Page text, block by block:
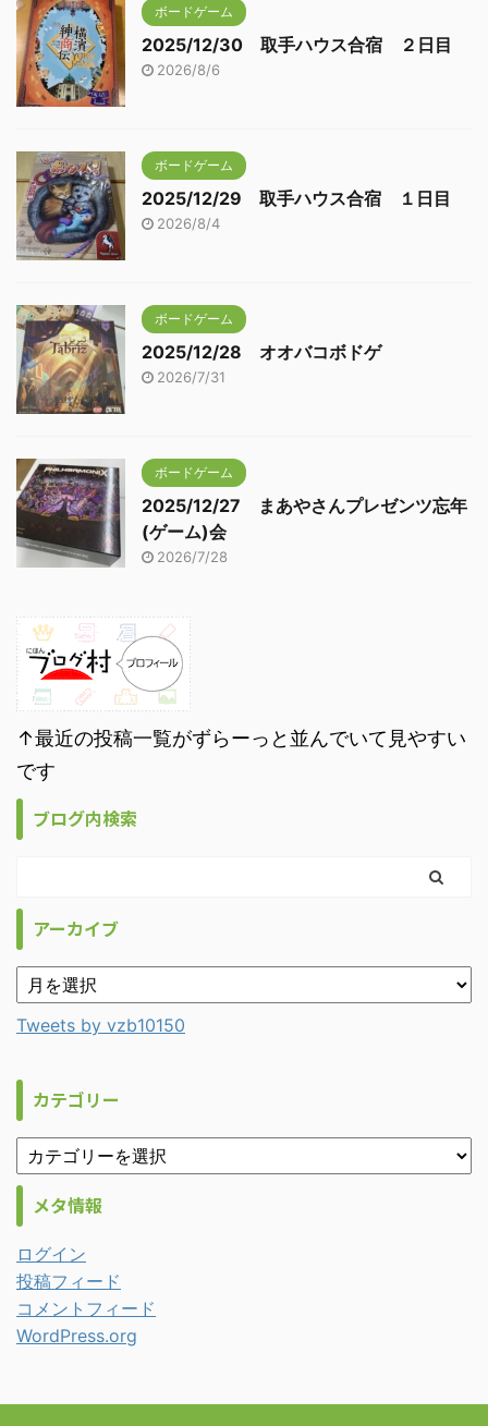
ボードゲーム
2025/12/30 取手ハウス合宿 ２日目
2026/8/6
ボードゲーム
2025/12/29 取手ハウス合宿 １日目
2026/8/4
ボードゲーム
2025/12/28 オオバコボドゲ
2026/7/31
ボードゲーム
2025/12/27 まあやさんプレゼンツ忘年
(ゲーム)会
2026/7/28
↑最近の投稿一覧がずらーっと並んでいて見やすい
です
ブログ内検索
アーカイブ
Tweets by vzb10150
カテゴリー
メタ情報
ログイン
投稿フィード
コメントフィード
WordPress.org